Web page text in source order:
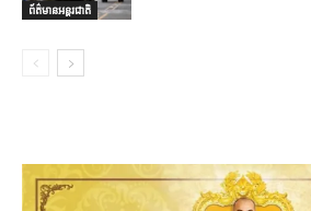
ព័ត៌មានអន្តរជាតិ